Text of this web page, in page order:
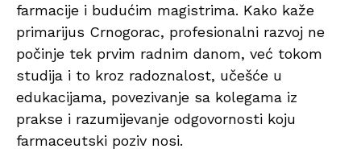
farmacije i budućim magistrima. Kako kaže
primarijus Crnogorac, profesionalni razvoj ne
počinje tek prvim radnim danom, već tokom
studija i to kroz radoznalost, učešće u
edukacijama, povezivanje sa kolegama iz
prakse i razumijevanje odgovornosti koju
farmaceutski poziv nosi.